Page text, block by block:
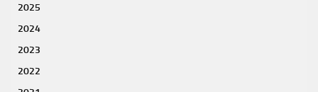
2025
2024
2023
2022